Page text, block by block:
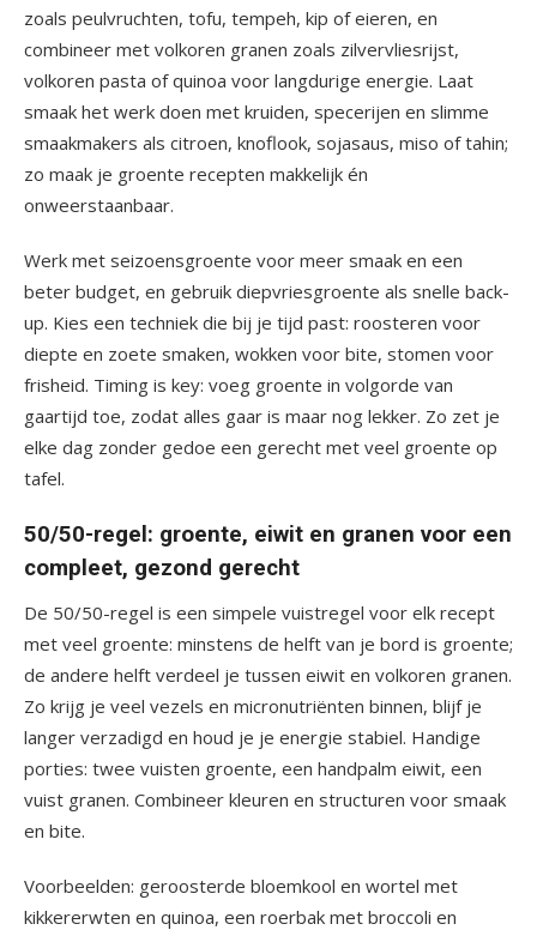
zoals peulvruchten, tofu, tempeh, kip of eieren, en
combineer met volkoren granen zoals zilvervliesrijst,
volkoren pasta of quinoa voor langdurige energie. Laat
smaak het werk doen met kruiden, specerijen en slimme
smaakmakers als citroen, knoflook, sojasaus, miso of tahin;
zo maak je groente recepten makkelijk én
onweerstaanbaar.
Werk met seizoensgroente voor meer smaak en een
beter budget, en gebruik diepvriesgroente als snelle back-
up. Kies een techniek die bij je tijd past: roosteren voor
diepte en zoete smaken, wokken voor bite, stomen voor
frisheid. Timing is key: voeg groente in volgorde van
gaartijd toe, zodat alles gaar is maar nog lekker. Zo zet je
elke dag zonder gedoe een gerecht met veel groente op
tafel.
50/50-regel: groente, eiwit en granen voor een
compleet, gezond gerecht
De 50/50-regel is een simpele vuistregel voor elk recept
met veel groente: minstens de helft van je bord is groente;
de andere helft verdeel je tussen eiwit en volkoren granen.
Zo krijg je veel vezels en micronutriënten binnen, blijf je
langer verzadigd en houd je je energie stabiel. Handige
porties: twee vuisten groente, een handpalm eiwit, een
vuist granen. Combineer kleuren en structuren voor smaak
en bite.
Voorbeelden: geroosterde bloemkool en wortel met
kikkererwten en quinoa, een roerbak met broccoli en